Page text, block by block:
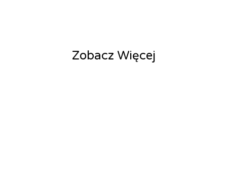
Zobacz Więcej